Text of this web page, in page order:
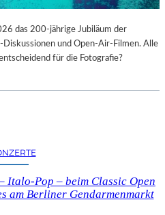
das 200-jährige Jubiläum der
Diskussionen und Open-Air-Filmen. Alle
für die Fotografie?
Italo-Pop – beim Classic Open
am Berliner Gendarmenmarkt